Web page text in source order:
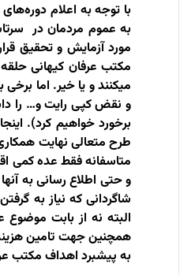
با توجه به اعلام
به عموم مردمان در
مورد آزمایش و تحقیق
مکتب عرفان کیهانی
میکنند و یا خیر. اما
و نقض کپی رایت و… را
برخورد خواهیم کرد).
طرح متعالی نهایت
متاسفانه فقط عده کمی
و حتی اطلاع رسانی به
شاگردانی که نیاز به
البته نه از بابت موضوع
همچنین جهت تامین
به پیشبرد اهداف مکتب